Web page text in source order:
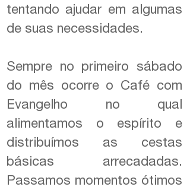
tentando ajudar em algumas
de suas necessidades.
Sempre no primeiro sábado
do mês ocorre o Café com
Evangelho no qual
alimentamos o espírito e
distribuímos as cestas
básicas arrecadadas.
Passamos momentos ótimos